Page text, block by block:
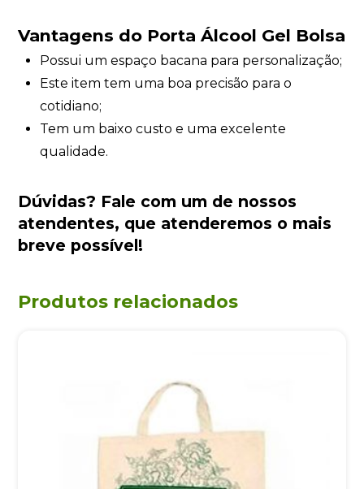
Vantagens do Porta Álcool Gel Bolsa
Possui um espaço bacana para personalização;
Este item tem uma boa precisão para o
cotidiano;
Tem um baixo custo e uma excelente
qualidade.
Dúvidas? Fale com um de nossos
atendentes, que atenderemos o mais
breve possível!
Produtos relacionados